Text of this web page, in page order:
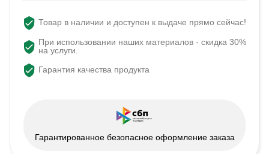
Товар в наличии и доступен к выдаче прямо сейчас!
При использовании наших материалов - скидка 30%
на услуги.
Гарантия качества продукта
Гарантированное безопасное оформление заказа